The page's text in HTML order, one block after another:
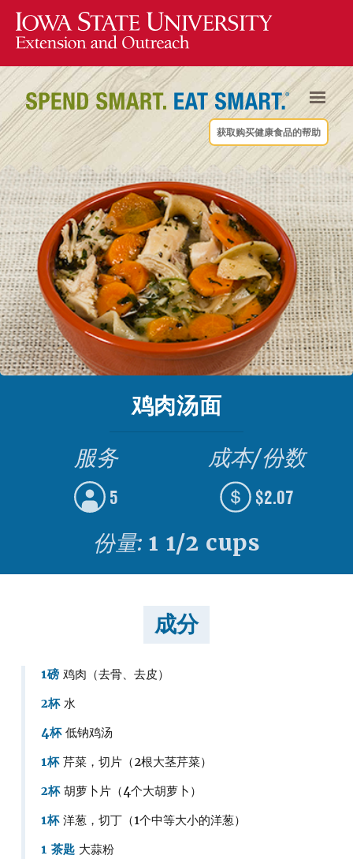
获取购买健康食品的帮助
鸡肉汤面
服务
5
成本/份数
$2.07
份量: 1 1/2 cups
成分
1磅 鸡肉（去骨、去皮）
2杯水
4杯低钠鸡汤
1杯 芹菜，切片（2根大茎芹菜）
2杯胡萝卜片（4个大胡萝卜）
1杯洋葱，切丁（1个中等大小的洋葱）
1 茶匙 大蒜粉